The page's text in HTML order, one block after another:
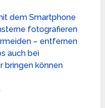
dem Smartphone
fotografieren
– entfernen
auch bei
bringen können